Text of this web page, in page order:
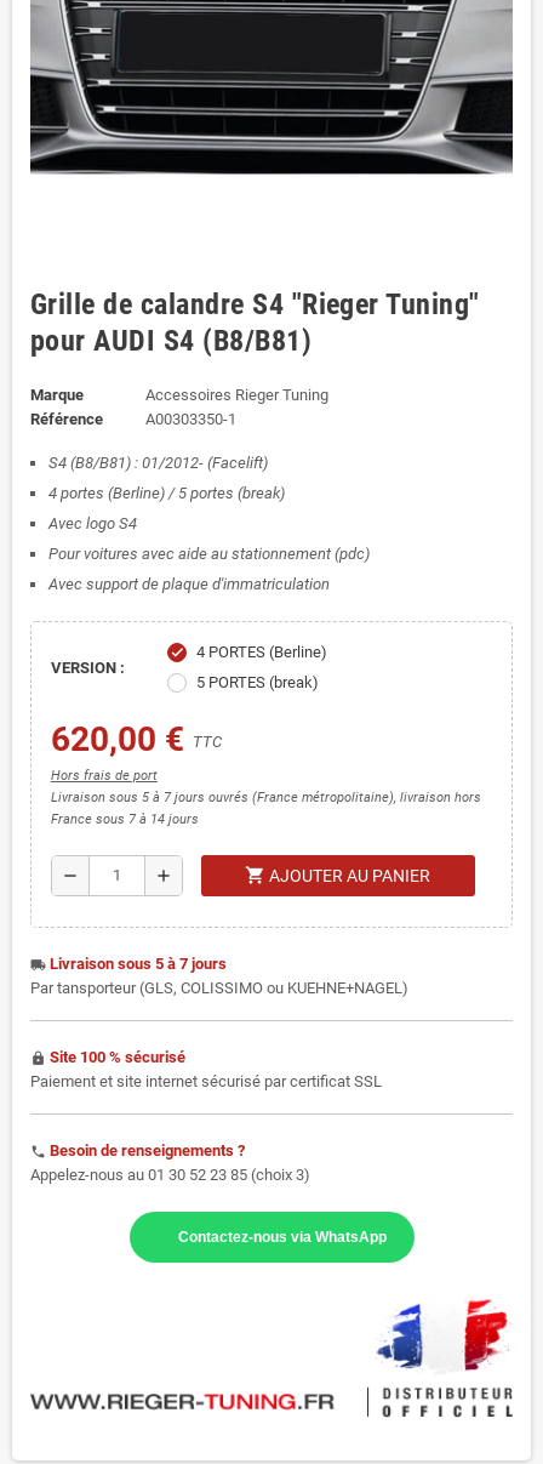
Grille de calandre S4 "Rieger Tuning"
pour AUDI S4 (B8/B81)
Marque
Accessoires Rieger Tuning
Référence
A00303350-1
S4 (B8/B81) : 01/2012- (Facelift)
4 portes (Berline) / 5 portes (break)
Avec logo S4
Pour voitures avec aide au stationnement (pdc)
Avec support de plaque d'immatriculation
VERSION :
check
4 PORTES (Berline)
5 PORTES (break)
620,00 € TTC
Hors frais de port
Livraison sous 5 à 7 jours ouvrés (France métropolitaine), livraison hors
France sous 7 à 14 jours
remove add shopping_cart AJOUTER AU PANIER
local_shipping Livraison sous 5 à 7 jours
Par tansporteur (GLS, COLISSIMO ou KUEHNE+NAGEL)
https Site 100 % sécurisé
Paiement et site internet sécurisé par certificat SSL
phone Besoin de renseignements ?
Appelez-nous au 01 30 52 23 85 (choix 3)
Contactez-nous via WhatsApp